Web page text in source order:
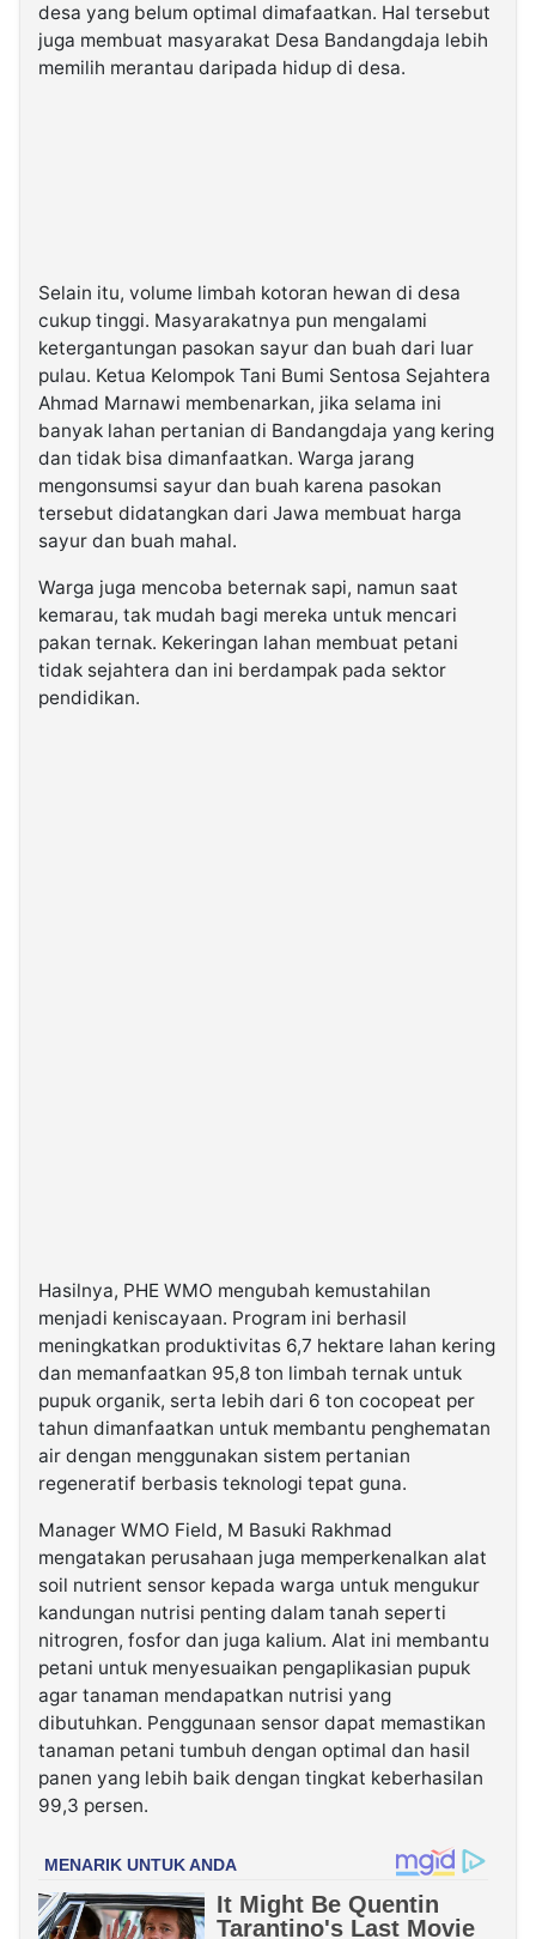
desa yang belum optimal dimafaatkan. Hal tersebut
juga membuat masyarakat Desa Bandangdaja lebih
memilih merantau daripada hidup di desa.
Selain itu, volume limbah kotoran hewan di desa
cukup tinggi. Masyarakatnya pun mengalami
ketergantungan pasokan sayur dan buah dari luar
pulau. Ketua Kelompok Tani Bumi Sentosa Sejahtera
Ahmad Marnawi membenarkan, jika selama ini
banyak lahan pertanian di Bandangdaja yang kering
dan tidak bisa dimanfaatkan. Warga jarang
mengonsumsi sayur dan buah karena pasokan
tersebut didatangkan dari Jawa membuat harga
sayur dan buah mahal.
Warga juga mencoba beternak sapi, namun saat
kemarau, tak mudah bagi mereka untuk mencari
pakan ternak. Kekeringan lahan membuat petani
tidak sejahtera dan ini berdampak pada sektor
pendidikan.
Hasilnya, PHE WMO mengubah kemustahilan
menjadi keniscayaan. Program ini berhasil
meningkatkan produktivitas 6,7 hektare lahan kering
dan memanfaatkan 95,8 ton limbah ternak untuk
pupuk organik, serta lebih dari 6 ton cocopeat per
tahun dimanfaatkan untuk membantu penghematan
air dengan menggunakan sistem pertanian
regeneratif berbasis teknologi tepat guna.
Manager WMO Field, M Basuki Rakhmad
mengatakan perusahaan juga memperkenalkan alat
soil nutrient sensor kepada warga untuk mengukur
kandungan nutrisi penting dalam tanah seperti
nitrogren, fosfor dan juga kalium. Alat ini membantu
petani untuk menyesuaikan pengaplikasian pupuk
agar tanaman mendapatkan nutrisi yang
dibutuhkan. Penggunaan sensor dapat memastikan
tanaman petani tumbuh dengan optimal dan hasil
panen yang lebih baik dengan tingkat keberhasilan
99,3 persen.